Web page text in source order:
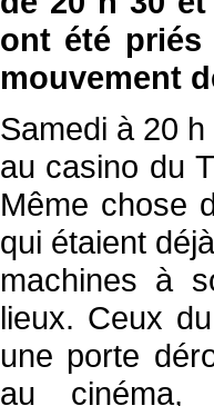
ont été
mouvement
Samedi à 20
au casino du
Même chose
qui étaient
machines à
lieux. Ceux
une porte
au